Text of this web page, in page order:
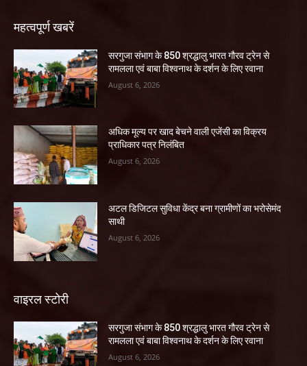
महत्वपूर्ण खबरें
सरगुजा संभाग के 850 श्रद्धालु भारत गौरव ट्रेन से
रामलला एवं बाबा विश्वनाथ के दर्शन के लिए रवाना
August 6, 2026
अधिक मूल्य पर खाद बेचने वाली एजेंसी का विक्रय
प्राधिकार पत्र निलंबित
August 6, 2026
अटल डिजिटल सुविधा केंद्र बना ग्रामीणों का भरोसेमंद
साथी
August 6, 2026
वाइरल स्टोरी
सरगुजा संभाग के 850 श्रद्धालु भारत गौरव ट्रेन से
रामलला एवं बाबा विश्वनाथ के दर्शन के लिए रवाना
August 6, 2026